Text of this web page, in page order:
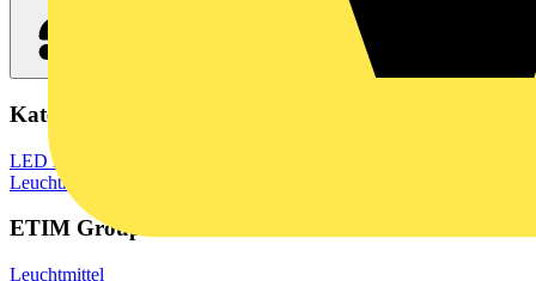
Kategorien
LED Beleuchtung & Leuchten
Leuchtmittel
ETIM Group
Leuchtmittel